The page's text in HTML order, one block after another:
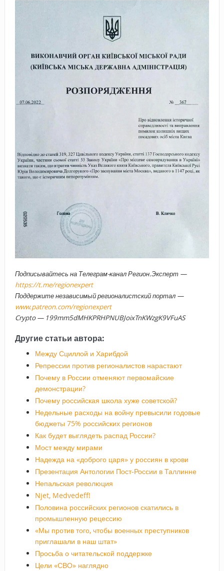
Подписывайтесь на Телеграм-канал Регион.Эксперт —
https://t.me/regionexpert
Поддержите независимый регионалистский портал —
www.patreon.com/regionexpert
Crypto — 199mm5dMHKPRHPNUBJoixTnKWzgK9VFuAS
Другие статьи автора:
Между Сциллой и Харибдой
Репрессии против регионалистов нарастают
Почему в России отменяют первомайские
демонстрации?
Почему российская школа хуже советской?
Недельные расходы на войну превысили годовые
бюджеты 75% российских регионов
Как будет выглядеть распад России?
Мост между мирами
Надежда на «доброго царя» у россиян в крови
Презентация Антологии Пост-России в Таллинне
Непальская революция
Njet, Medvedeff!
Половина российских регионов скатились в
промышленную рецессию
«Мы против того, чтобы военных преступников
приглашали в наш штат»
Просьба о читательской поддержке
Цели «СВО» наглядно